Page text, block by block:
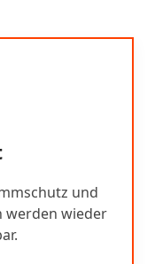
und
werden wieder